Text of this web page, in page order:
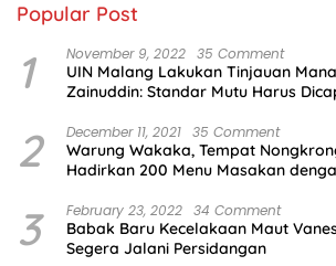
Popular Post
1 November 9, 2022 35 Comment
UIN Malang Lakukan Tinjauan
Zainuddin: Standar Mutu Harus
2 December 11, 2021 35 Comment
Warung Wakaka, Tempat
Hadirkan 200 Menu Masakan
3 February 23, 2022 34 Comment
Babak Baru Kecelakaan Maut
Segera Jalani Persidangan